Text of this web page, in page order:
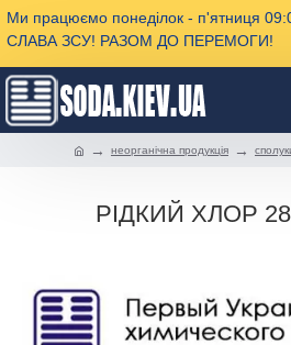
Ми працюємо понеділок - п'ятниця
СЛАВА ЗСУ! РАЗОМ ДО ПЕРЕМОГИ!
неорганічна продукція
РІДКИЙ ХЛОР